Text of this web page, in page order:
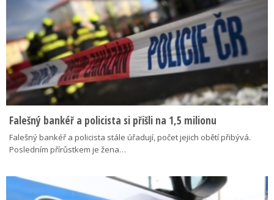
Falešný bankéř a policista si přišli na 1,5 milionu
Falešný bankéř a policista stále úřadují, počet jejich obětí přibývá.
Posledním přírůstkem je žena…